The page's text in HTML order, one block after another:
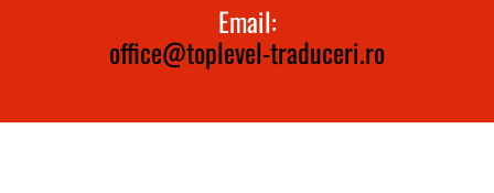
Email:
office@toplevel-traduceri.ro